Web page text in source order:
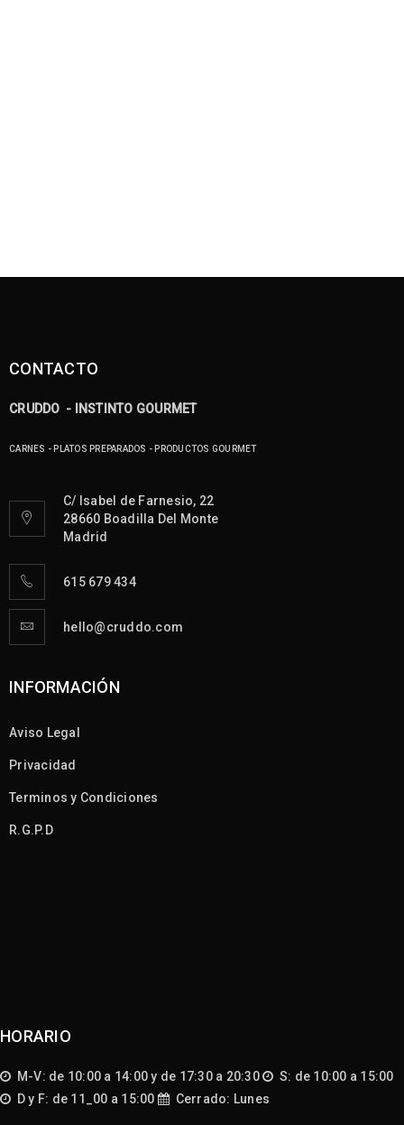
CONTACTO
CRUDDO - INSTINTO GOURMET
CARNES - PLATOS PREPARADOS - PRODUCTOS GOURMET
C/ Isabel de Farnesio, 22
28660 Boadilla Del Monte
Madrid
615 679 434
hello@cruddo.com
INFORMACIÓN
Aviso Legal
Privacidad
Terminos y Condiciones
R.G.P.D
HORARIO
M-V: de 10:00 a 14:00 y de 17:30 a 20:30
S: de 10:00 a 15:00
D y F: de 11_00 a 15:00
Cerrado: Lunes